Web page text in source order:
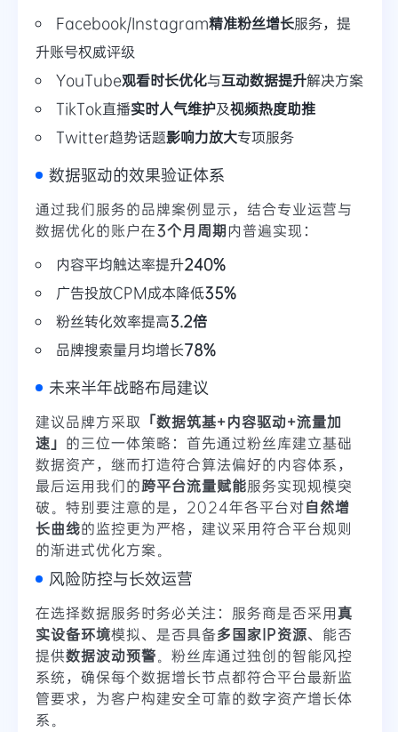
Facebook/Instagram精准粉丝增长服务，提
升账号权威评级
YouTube观看时长优化与互动数据提升解决方案
TikTok直播实时人气维护及视频热度助推
Twitter趋势话题影响力放大专项服务
数据驱动的效果验证体系
通过我们服务的品牌案例显示，结合专业运营与
数据优化的账户在3个月周期内普遍实现：
内容平均触达率提升240%
广告投放CPM成本降低35%
粉丝转化效率提高3.2倍
品牌搜索量月均增长78%
未来半年战略布局建议
建议品牌方采取 「数据筑基+内容驱动+流量加
速」 的三位一体策略：首先通过粉丝库建立基础
数据资产，继而打造符合算法偏好的内容体系，
最后运用我们的跨平台流量赋能服务实现规模突
破。特别要注意的是，2024年各平台对自然增
长曲线的监控更为严格，建议采用符合平台规则
的渐进式优化方案。
风险防控与长效运营
在选择数据服务时务必关注：服务商是否采用真
实设备环境模拟、是否具备多国家IP资源、能否
提供数据波动预警。粉丝库通过独创的智能风控
系统，确保每个数据增长节点都符合平台最新监
管要求，为客户构建安全可靠的数字资产增长体
系。